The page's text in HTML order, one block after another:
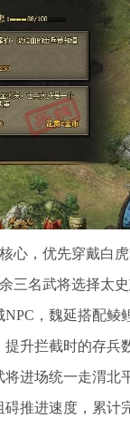
心，优先穿戴白
三名武将选择太
，魏延搭配鲮
升拦截时的存兵
进场统一走渭北
推进速度，累计